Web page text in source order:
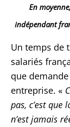
En
indépendant
Un temps de
salariés
que
entreprise. «
pas, c’est que
n’est jamais